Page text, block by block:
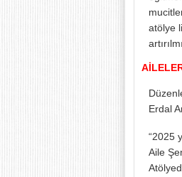
atölye
Erdal
“2025
Aile